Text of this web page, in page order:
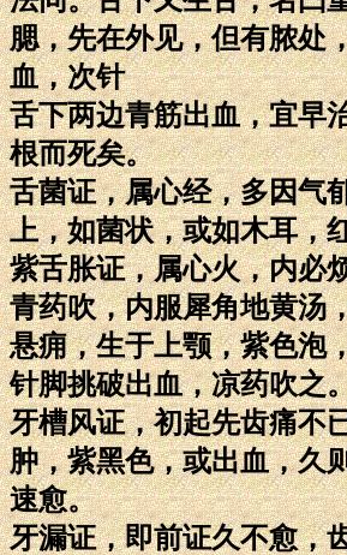
腮，先在外见，但有脓处
血，次针
舌下两边青筋出血，宜早
根而死矣。
舌菌证，属心经，多因气
上，如菌状，或如木耳，
紫舌胀证，属心火，内必
青药吹，内服犀角地黄汤
悬痈，生于上颚，紫色泡
针脚挑破出血，凉药吹之
牙槽风证，初起先齿痛不
肿，紫黑色，或出血，久
速愈。
牙漏证，即前证久不愈，